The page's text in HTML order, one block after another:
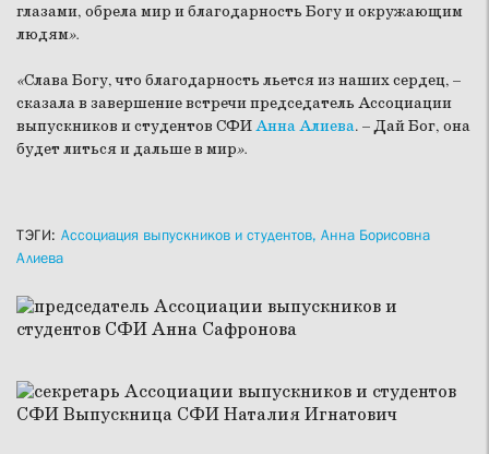
глазами, обрела мир и благодарность Богу и окружающим
людям».
«Слава Богу, что благодарность льется из наших сердец, –
сказала в завершение встречи председатель Ассоциации
выпускников и студентов СФИАнна Алиева. – Дай Бог, она
будет литься и дальше в мир».
ТЭГИ: Ассоциация выпускников и студентов, Анна Борисовна
Алиева